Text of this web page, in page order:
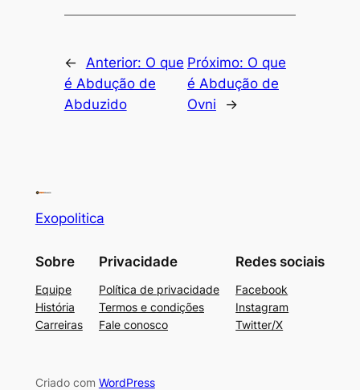
← Anterior: O que
é Abdução de
Abduzido
Próximo: O que
é Abdução de
Ovni
→
Exopolitica
Sobre
Equipe
História
Carreiras
Privacidade
Política de privacidade
Termos e condições
Fale conosco
Redes sociais
Facebook
Instagram
Twitter/X
Criado com WordPress